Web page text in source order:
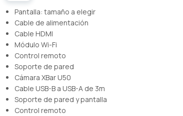
Pantalla: tamaño a elegir
Cable de alimentación
Cable HDMI
Módulo Wi-Fi
Control remoto
Soporte de pared
Cámara XBar U50
Cable USB-B a USB-A de 3m
Soporte de pared y pantalla
Control remoto